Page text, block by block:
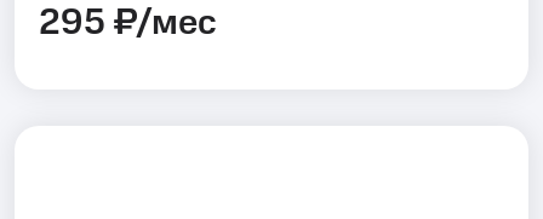
295 ₽/мес